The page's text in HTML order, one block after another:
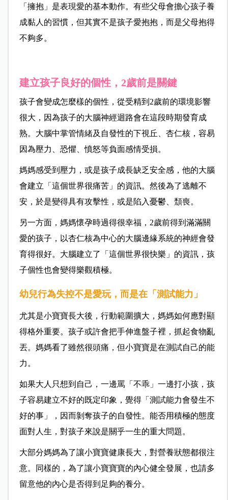
「擁抱」是表現愛的基本動作。有些父母會擔心孩子養
成黏人的習慣，但其實不是孩子愛抱抱，而是父母抱得
不夠多。
建立孩子良好的個性，2歲前是關鍵
孩子會變成怎麼樣的個性，從受精到2歲前的環境影響
很大，因為孩子的大腦神經迴路會在這段時期發育成
熟。大腦中掌管情緒及自發性的下視丘、杏仁核，容易
因為壓力、恐懼、憤怒等負面感情受損。
媽媽感受到壓力，或是孩子成長缺乏安全感，他的大腦
會建立「這個世界很痛苦」的資訊。然後為了逃離不
安，於是變得具有攻擊性，或是陷入憂鬱、頹喪。
另一方面，媽媽懷孕時過得很幸福，2歲前得到滿滿關
愛的孩子，以杏仁核為中心的大腦邊緣系統的神經會發
育得很好。大腦建立了「這個世界很快樂」的資訊，孩
子個性也會變得樂觀積極。
幼兒行為失控不是愛玩，而是在「測試能力」
尤其是小寶寶長大後，行動範圍擴大，媽媽如何應對顯
得格外重要。孩子或許會把手伸進盤子裡，抓起食物亂
丟。媽媽看了雖然很頭痛，但小寶寶是在測試自己的能
力。
如果大人只想到自己，一邊罵「不乖」一邊打小孩，孩
子容易建立不好的既定印象，覺得「測試能力會發生不
好的事」，因而剝奪孩子的自發性。能否用積極的態度
面對人生，對孩子來說是關乎一生的重大問題。
大部分媽媽為了讓小寶寶健康長大，對營養狀態都很注
意。同樣的，為了讓小寶寶寶的內心健全發展，也請多
留意他的內心是否得到足夠的養分。